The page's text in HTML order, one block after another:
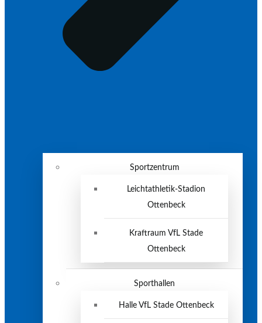
Sportzentrum
Leichtathletik-Stadion
Ottenbeck
Kraftraum VfL Stade
Ottenbeck
Sporthallen
Halle VfL Stade Ottenbeck